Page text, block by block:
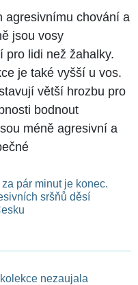
agresivnímu chování a
jsou vosy
pro lidi než žahalky.
je také vyšší u vos.
větší hrozbu pro
bodnout
méně agresivní a
pár minut je konec.
sršňů děsí
nezaujala